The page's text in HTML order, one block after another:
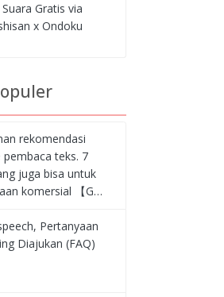
Gratis via
x Ondoku
rekomendasi
teks. 7
juga bisa untuk
komersial 【G…
Pertanyaan
Diajukan (FAQ)